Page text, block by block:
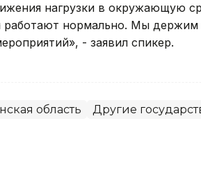
нагрузки в окружающую
нормально. Мы держим
- заявил спикер.
область Другие